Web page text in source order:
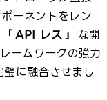
ーネントをレン
「API レス」 な開
ームワークの強力
に融合させまし